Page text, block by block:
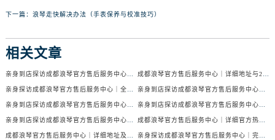
下一篇： 浪琴走快解决办法（手表保养与校准技巧）
相关文章
亲身到店探访成都浪琴官方售后服务中心｜服务电话及24小时维修地址（2026年7月最新） 成都浪琴官方售后服务中心｜详细地址与24小时售后热线权威信息公示（2026年7月最新）
亲身探访成都浪琴官方售后服务中心｜全新官方地址与24小时热线（2026年7月最新） 亲身到店探访成都浪琴官方售后服务中心｜最新地址与24小时服务电话（2026年7月最新）
亲身到店探访成都浪琴官方售后服务中心｜服务热线及全部网点地址（2026年7月最新） 亲身到店探访成都浪琴官方售后服务中心｜官方地址与售后服务电话（2026年7月最新）
亲身到店探访成都浪琴官方售后服务中心｜地址与官方服务热线（2026年7月最新） 成都浪琴官方售后服务中心｜详细官方热线及维修地址权威信息公示（2026年7月最新）
成都浪琴官方售后服务中心｜详细地址及售后服务电话权威信息公示（2026年7月最新） 亲身探访成都浪琴官方售后服务中心｜完整电话和维修地址（2026年7月最新）